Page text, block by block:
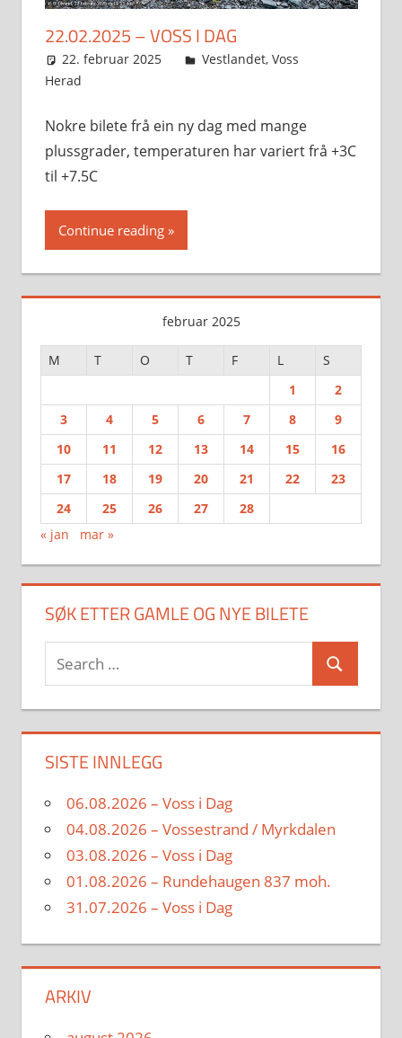
22.02.2025 – VOSS I DAG
22. februar 2025 Svein
Vestlandet, Voss
Herad
Nokre bilete frå ein ny dag med mange
plussgrader, temperaturen har variert frå +3C
til +7.5C
Continue reading
februar 2025
M T O T F L
S
1
2
3
4 5 6 7 8
9
10
11 12 13 14 15
16
17
18 19 20 21 22
23
24
25 26 27
28
« jan
mar »
SØK ETTER GAMLE OG NYE BILETE
Search
for:
Search
SISTE INNLEGG
06.08.2026 – Voss i Dag
04.08.2026 – Vossestrand / Myrkdalen
03.08.2026 – Voss i Dag
01.08.2026 – Rundehaugen 837 moh.
31.07.2026 – Voss i Dag
ARKIV